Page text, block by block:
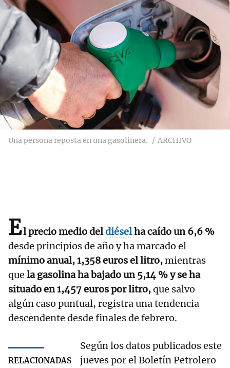
Una persona reposta en una gasolinera. ARCHIVO
El precio medio deldiéselha caído un 6,6 %
desde principios de año y ha marcado el
mínimo anual, 1,358 euros el litro,mientras
que la gasolina ha bajado un 5,14 % y se ha
situado en 1,457 euros por litro,que salvo
algún caso puntual, registra una tendencia
descendente desde finales de febrero.
RELACIONADAS
Según los datos publicados este
jueves por el Boletín Petrolero